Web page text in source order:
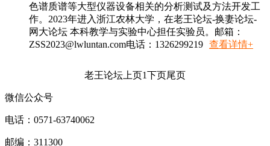
色谱质谱等大型仪器设备相关的分析测试及方法开发工
作。2023年进入浙江农林大学，在老王论坛-换妻论坛-
网大论坛 本科教学与实验中心担任实验员。邮箱：
ZSS2023@lwluntan.com电话：1326299219 查看详情+
老王论坛 上页1下页尾页
微信公众号
电话：0571-63740062
邮编：311300